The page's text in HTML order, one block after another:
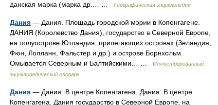
данская марка (марка др.… …
Географическая энциклопедия
Дания — Дания. Площадь городской мэрии в Копенгагене.
ДАНИЯ (Королевство Дания), государство в Северной Европе,
на полуострове Ютландия, прилегающих островах (Зеландия,
Фюн, Лолланн, Фальстер и др.) и острове Борнхольм.
Омывается Северным и Балтийскими… …
Иллюстрированный
энциклопедический словарь
Дания — Дания. В центре Копенгагена. Дания. В центре
Копенгагена. Дания государство в Северной Европе, на